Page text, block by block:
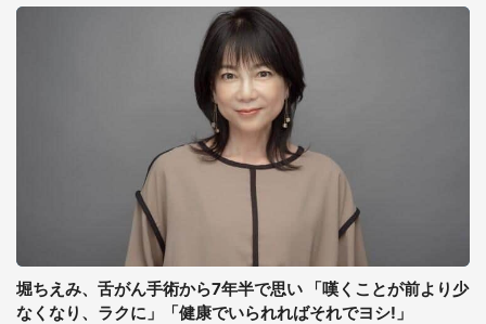
堀ちえみ、舌がん手術から7年半で思い 「嘆くことが前より少
なくなり、ラクに」「健康でいられればそれでヨシ!」